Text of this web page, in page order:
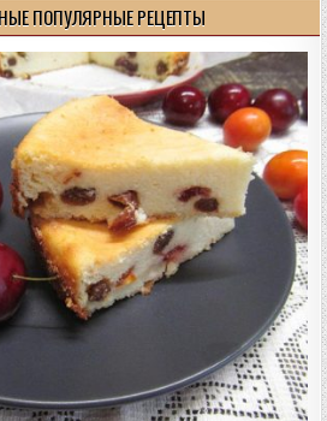
ПОПУЛЯРНЫЕ РЕЦЕПТЫ